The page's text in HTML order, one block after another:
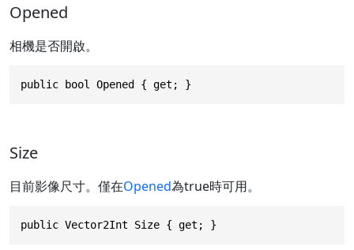
Opened
相機是否開啟。
public bool Opened { get; }
Size
目前影像尺寸。僅在Opened為true時可用。
public Vector2Int Size { get; }